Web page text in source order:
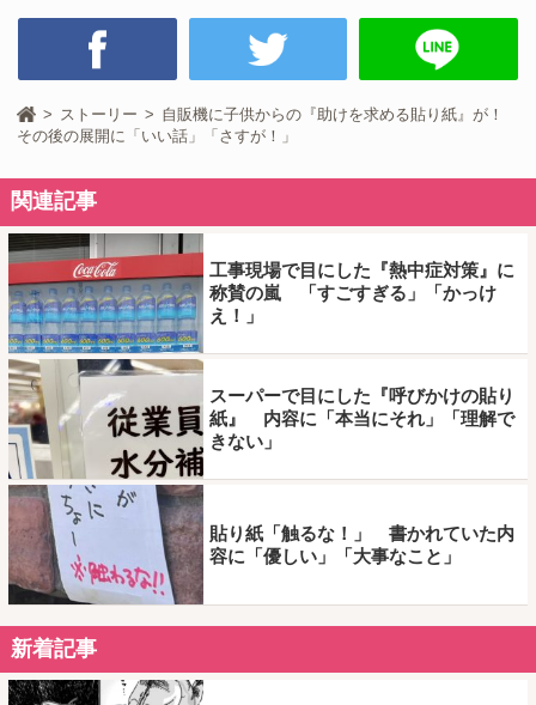
ストーリー
自販機に子供からの『助けを求める貼り紙』が！
その後の展開に「いい話」「さすが！」
関連記事
工事現場で目にした『熱中症対策』に
称賛の嵐 「すごすぎる」「かっけ
え！」
スーパーで目にした『呼びかけの貼り
紙』 内容に「本当にそれ」「理解で
きない」
貼り紙「触るな！」 書かれていた内
容に「優しい」「大事なこと」
新着記事